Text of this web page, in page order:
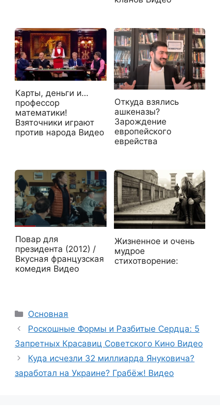
Карты, деньги и…
профессор
математики!
Взяточники играют
против народа Видео
Откуда взялись
ашкеназы?
Зарождение
европейского
еврейства
Повар для
президента (2012) /
Вкусная французская
комедия Видео
Жизненное и очень
мудрое
стихотворение:
Рубрики
Основная
Роскошные Формы и Разбитые Сердца: 5
Запретных Красавиц Советского Кино Видео
Куда исчезли 32 миллиарда Януковича?
заработал на Украине? Грабёж! Видео